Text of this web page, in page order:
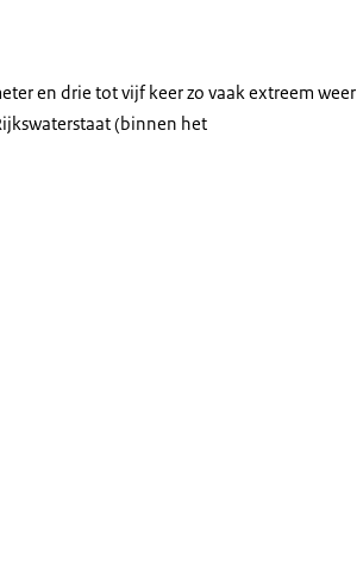
en drie tot vijf keer zo vaak extreem weer
(binnen het